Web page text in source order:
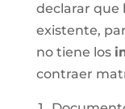
declarar que
existente,
no tiene los
contraer